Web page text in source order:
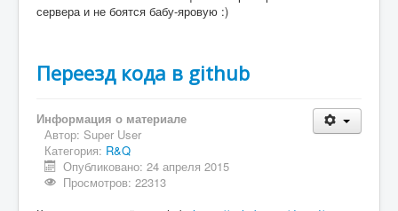
сервера и не боятся бабу-яровую :)
Переезд кода в github
Информация о материале
Автор: Super User
Категория: R&Q
Опубликовано: 24 апреля 2015
Просмотров: 22313